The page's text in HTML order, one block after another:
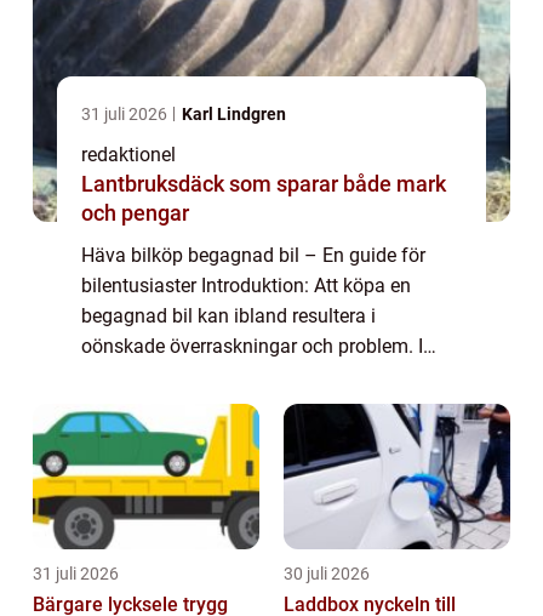
31 juli 2026 Karl Lindgren
redaktionel
Lantbruksdäck som sparar både mark
och pengar
Häva bilköp begagnad bil – En guide för
bilentusiaster Introduktion: Att köpa en
begagnad bil kan ibland resultera i
oönskade överraskningar och problem. I
häva köpet av bilen av olika skäl. I denna a...
31 juli 2026
Bärgare lycksele trygg
30 juli 2026
Laddbox nyckeln till